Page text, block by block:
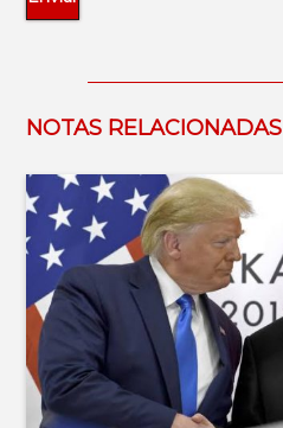
NOTAS RELACIONADAS